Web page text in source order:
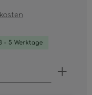
- 5 Werktage
den